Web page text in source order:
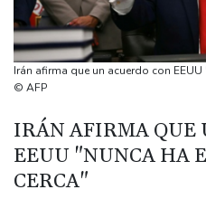
De la Espriella: un showman
de Colombia
Ataques de rebeldes hutíes
petrolera de Yemen
España impone controles
por migrantes
Infantino recibe en Colombia
De la Espriella: un millonario
Irán afirma que un acuerdo con
© AFP
IRÁN AFIRMA QUE
EEUU "NUNCA HA
CERCA"